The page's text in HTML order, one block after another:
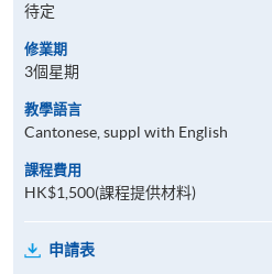
待定
修業期
3個星期
教學語言
Cantonese, suppl with English
課程費用
HK$1,500(課程提供材料)
申請表